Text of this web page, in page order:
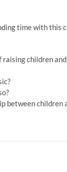
time with this
raising children
between children